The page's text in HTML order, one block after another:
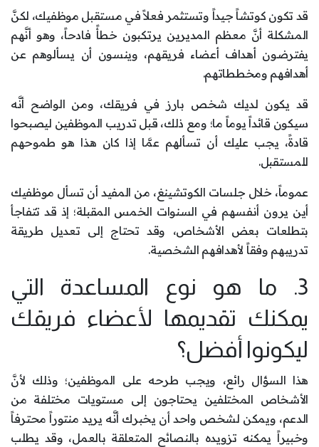
قد تكون كوتشاً جيداً وتستثمر فعلاً في مستقبل موظفيك، لكنَّ
المشكلة أنَّ معظم المديرين يرتكبون خطأً فادحاً، وهو أنَّهم
يفترضون أهداف أعضاء فريقهم، وينسون أن يسألوهم عن
أهدافهم ومخططاتهم.
قد يكون لديك شخص بارز في فريقك، ومن الواضح أنَّه
سيكون قائداً يوماً ما؛ ومع ذلك، قبل تدريب الموظفين ليصبحوا
قادةً، يجب عليك أن تسألهم عمَّا إذا كان هذا هو طموحهم
للمستقبل.
عموماً، خلال جلسات الكوتشينغ، من المفيد أن تسأل موظفيك
أين يرون أنفسهم في السنوات الخمس المقبلة؛ إذ قد تتفاجأ
بتطلعات بعض الأشخاص، وقد تحتاج إلى تعديل طريقة
تدريبهم وفقاً لأهدافهم الشخصية.
3. ما هو نوع المساعدة التي
يمكنك تقديمها لأعضاء فريقك
ليكونوا أفضل؟
هذا السؤال رائع، ويجب طرحه على الموظفين؛ وذلك لأنَّ
الأشخاص المختلفين يحتاجون إلى مستويات مختلفة من
الدعم، ويمكن لشخص واحد أن يخبرك أنَّه يريد منتوراً محترفاً
وخبيراً يمكنه تزويده بالنصائح المتعلقة بالعمل، وقد يطلب